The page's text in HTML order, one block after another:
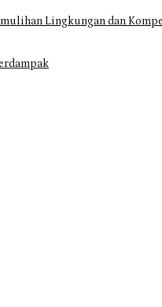
Lingkungan dan